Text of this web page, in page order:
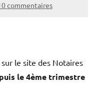
commentaires
le site des Notaires
le 4ème trimestre